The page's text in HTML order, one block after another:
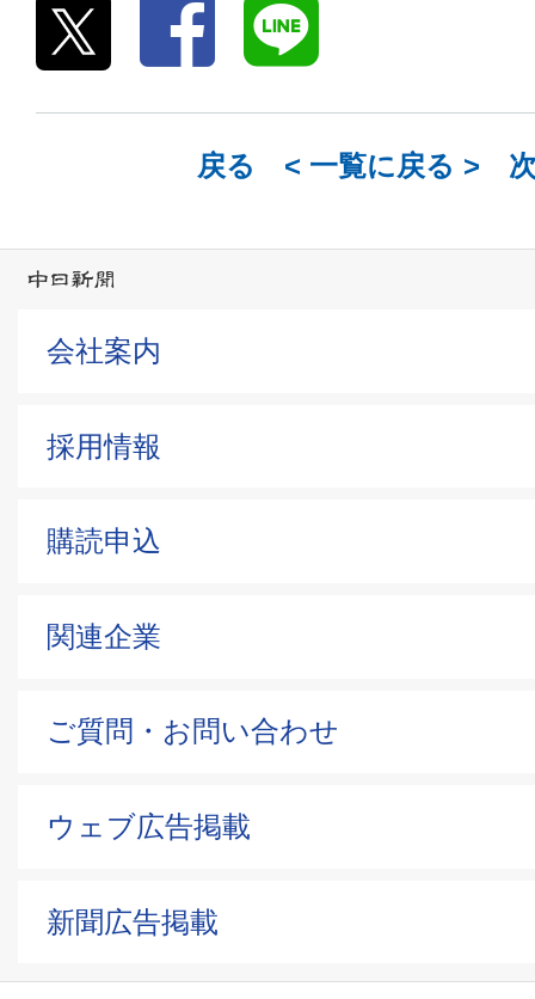
戻る < 一覧に戻る >
会社案内
採用情報
購読申込
関連企業
ご質問・お問い合わせ
ウェブ広告掲載
新聞広告掲載